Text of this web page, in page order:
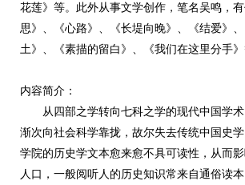
花莲》等。此外从事文学创作，笔名吴鸣，
思》、《心路》、《长堤向晚》、《结爱》
土》、《素描的留白》、《我们在这里分手》
内容简介：
从四部之学转向七科之学的现代中国学
渐次向社会科学靠拢，故尔失去传统中国史
学院的历史学文本愈来愈不具可读性，从而
人口，一般阅听人的历史知识常来自通俗读